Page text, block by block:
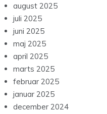
august 2025
juli 2025
juni 2025
maj 2025
april 2025
marts 2025
februar 2025
januar 2025
december 2024